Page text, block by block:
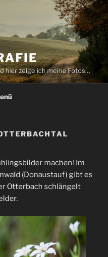
hier zeige ich meine Fotos…
machen! Im
(Donaustauf) gibt es
Otterbach schlängelt